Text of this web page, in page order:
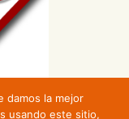
damos la mejor
usando este sitio,